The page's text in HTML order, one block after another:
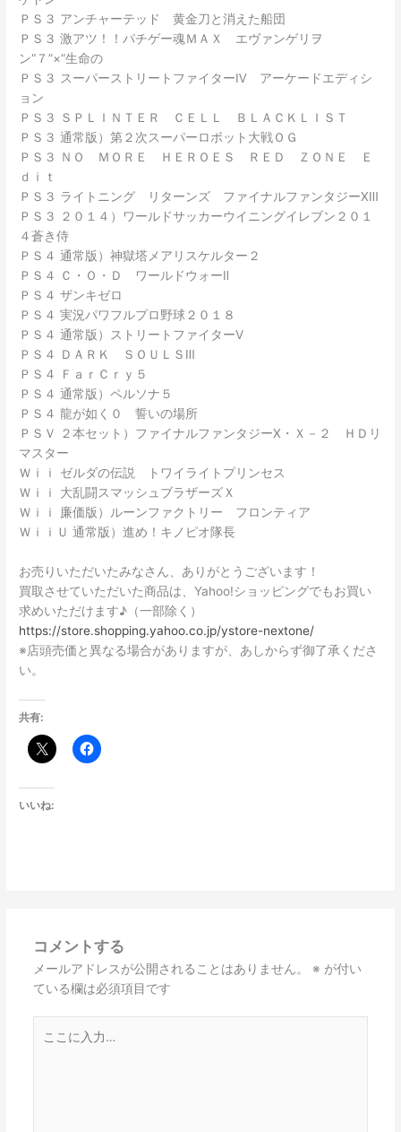
ＰＳ３ アンチャーテッド 黄金刀と消えた船団
ＰＳ３ 激アツ！！パチゲー魂ＭＡＸ エヴァンゲリヲ
ン“７”×“生命の
ＰＳ３ スーパーストリートファイターⅣ アーケードエディシ
ョン
ＰＳ３ ＳＰＬＩＮＴＥＲ ＣＥＬＬ ＢＬＡＣＫＬＩＳＴ
ＰＳ３ 通常版）第２次スーパーロボット大戦ＯＧ
ＰＳ３ ＮＯ ＭＯＲＥ ＨＥＲＯＥＳ ＲＥＤ ＺＯＮＥ Ｅ
ｄｉｔ
ＰＳ３ ライトニング リターンズ ファイナルファンタジーⅩⅢ
ＰＳ３ ２０１４）ワールドサッカーウイニングイレブン２０１
４蒼き侍
ＰＳ４ 通常版）神獄塔メアリスケルター２
ＰＳ４ Ｃ・Ｏ・Ｄ ワールドウォーⅡ
ＰＳ４ ザンキゼロ
ＰＳ４ 実況パワフルプロ野球２０１８
ＰＳ４ 通常版）ストリートファイターⅤ
ＰＳ４ ＤＡＲＫ ＳＯＵＬＳⅢ
ＰＳ４ ＦａｒＣｒｙ５
ＰＳ４ 通常版）ペルソナ５
ＰＳ４ 龍が如く０ 誓いの場所
ＰＳＶ ２本セット）ファイナルファンタジーⅩ・Ｘ－２ ＨＤリ
マスター
Ｗｉｉ ゼルダの伝説 トワイライトプリンセス
Ｗｉｉ 大乱闘スマッシュブラザーズＸ
Ｗｉｉ 廉価版）ルーンファクトリー フロンティア
ＷｉｉＵ 通常版）進め！キノピオ隊長
お売りいただいたみなさん、ありがとうございます！
買取させていただいた商品は、Yahoo!ショッピングでもお買い
求めいただけます♪（一部除く）
https://store.shopping.yahoo.co.jp/ystore-nextone/
※店頭売価と異なる場合がありますが、あしからず御了承くださ
い。
共有:
いいね:
コメントする
メールアドレスが公開されることはありません。 ※ が付い
ている欄は必須項目です